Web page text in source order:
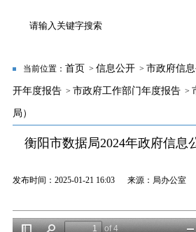
当前位置： 首页 > 信息公开> 市政府信
开年度报告> 市政府工作部门年度报告>
局）
衡阳市数据局2024年政府信息
发布时间：2025-01-21 16:03 来源：局办公室